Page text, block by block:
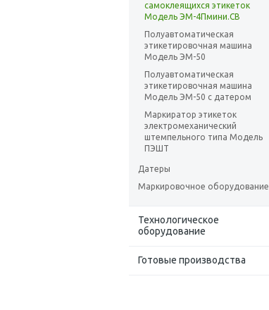
самоклеящихся этикеток
Модель ЭМ-4Пмини.СВ
Полуавтоматическая
этикетировочная машина
Модель ЭМ-50
Полуавтоматическая
этикетировочная машина
Модель ЭМ-50 с датером
Маркиратор этикеток
электромеханический
штемпельного типа Модель
ПЭШТ
Датеры
Маркировочное оборудование
Технологическое
оборудование
Готовые производства